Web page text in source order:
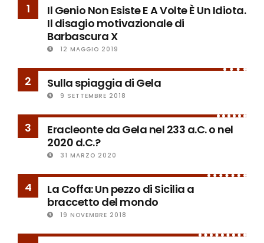
1
Il Genio Non Esiste E A Volte È Un Idiota.
Il disagio motivazionale di
Barbascura X
12 MAGGIO 2019
2 Sulla spiaggia di Gela
9 SETTEMBRE 2018
3
Eracleonte da Gela nel 233 a.C. o nel
2020 d.C.?
31 MARZO 2020
4
La Coffa: Un pezzo di Sicilia a
braccetto del mondo
19 NOVEMBRE 2018